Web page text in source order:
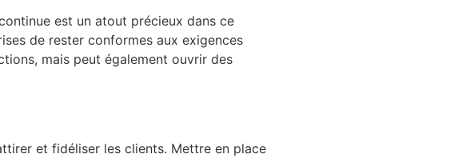
est un atout précieux dans ce
de rester conformes aux exigences
mais peut également ouvrir des
et fidéliser les clients. Mettre en place